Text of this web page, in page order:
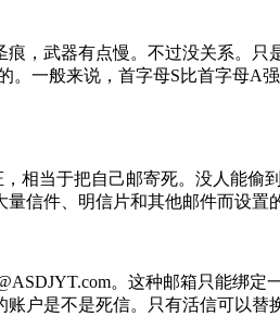
，武器有点慢。不过没关系。只
一般来说，首字母S比首字母A
相当于把自己邮寄死。没人能
信件、明信片和其他邮件而设置
。这种邮箱只能绑
户是不是死信。只有活信可以